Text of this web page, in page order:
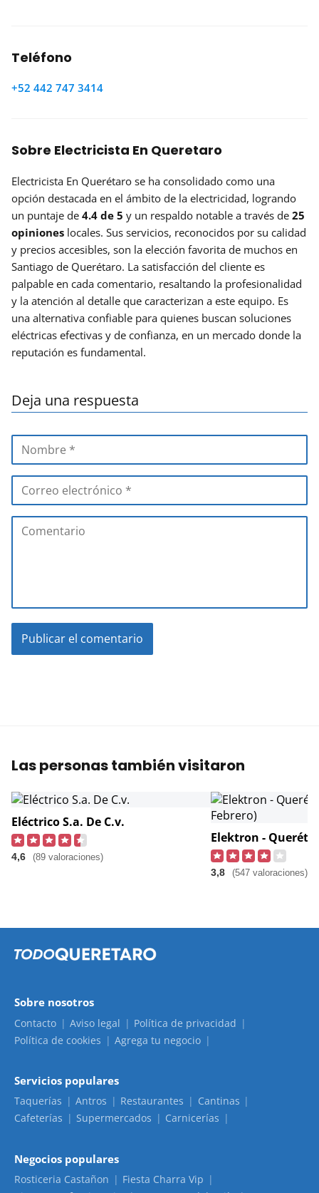
Teléfono
+52 442 747 3414
Sobre Electricista En Queretaro
Electricista En Querétaro se ha consolidado como una
opción destacada en el ámbito de la electricidad, logrando
un puntaje de 4.4 de 5 y un respaldo notable a través de 25
opiniones locales. Sus servicios, reconocidos por su calidad
y precios accesibles, son la elección favorita de muchos en
Santiago de Querétaro. La satisfacción del cliente es
palpable en cada comentario, resaltando la profesionalidad
y la atención al detalle que caracterizan a este equipo. Es
una alternativa confiable para quienes buscan soluciones
eléctricas efectivas y de confianza, en un mercado donde la
reputación es fundamental.
Deja una respuesta
Las personas también visitaron
Eléctrico S.a. De C.v.
4,6 (89 valoraciones)
3,8 (547 valoraciones)
Sobre nosotros
Contacto Aviso legal
Política de privacidad
Política de cookies
Agrega tu negocio
Servicios populares
Taquerías Antros Restaurantes
Cantinas
Cafeterías
Supermercados Carnicerías
Negocios populares
Rosticeria Castañon
Fiesta Charra Vip